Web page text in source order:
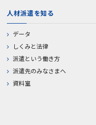
人材派遣を知る
データ
しくみと法律
派遣という働き方
派遣先のみなさまへ
資料室